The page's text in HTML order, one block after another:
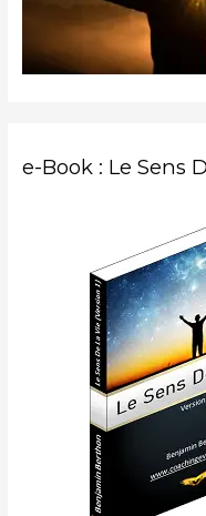
e-Book : Le Sens